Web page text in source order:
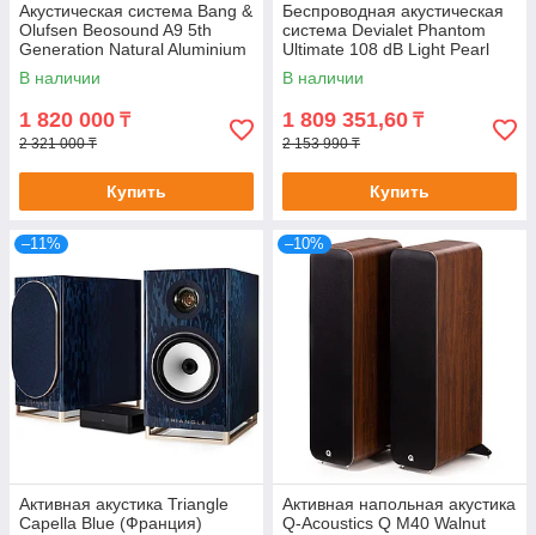
Акустическая система Bang &
Olufsen Beosound A9 5th
Generation Natural Aluminium
В наличии
1 820 000 ₸
2 321 000 ₸
Купить
Беспроводная акустическая
система Devialet Phantom
Ultimate 108 dB Light Pearl
(Франция)
В наличии
1 809 351,60 ₸
2 153 990 ₸
Купить
–11%
Активная акустика Triangle
Capella Blue (Франция)
–10%
Активная напольная акустика
Q-Acoustics Q M40 Walnut